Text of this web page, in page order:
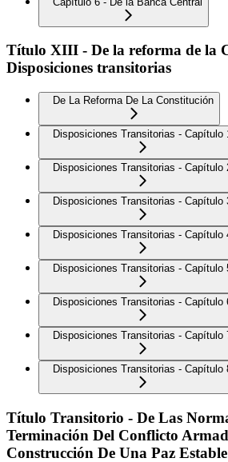
Título XIII - De la reforma de la
Disposiciones transitorias
De La Reforma De La Constitución
Disposiciones Transitorias - Capítulo
Disposiciones Transitorias - Capítulo
Disposiciones Transitorias - Capítulo
Disposiciones Transitorias - Capítulo
Disposiciones Transitorias - Capítulo
Disposiciones Transitorias - Capítulo
Disposiciones Transitorias - Capítulo
Disposiciones Transitorias - Capítulo
Título Transitorio - De Las
Terminación Del Conflicto
Construcción De Una Paz